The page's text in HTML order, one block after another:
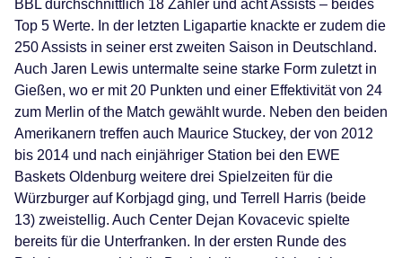
BBL durchschnittlich 18 Zähler und acht Assists – beides
Top 5 Werte. In der letzten Ligapartie knackte er zudem die
250 Assists in seiner erst zweiten Saison in Deutschland.
Auch Jaren Lewis untermalte seine starke Form zuletzt in
Gießen, wo er mit 20 Punkten und einer Effektivität von 24
zum Merlin of the Match gewählt wurde. Neben den beiden
Amerikanern treffen auch Maurice Stuckey, der von 2012
bis 2014 und nach einjähriger Station bei den EWE
Baskets Oldenburg weitere drei Spielzeiten für die
Würzburger auf Korbjagd ging, und Terrell Harris (beide
13) zweistellig. Auch Center Dejan Kovacevic spielte
bereits für die Unterfranken. In der ersten Runde des